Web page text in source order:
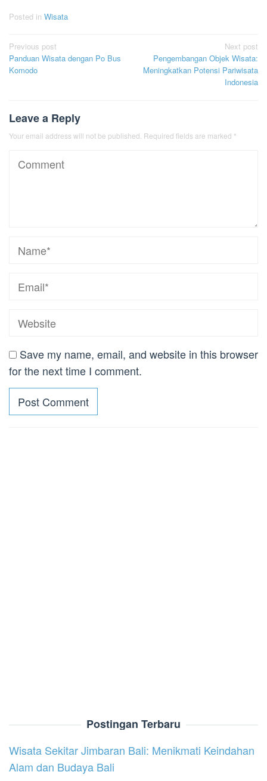
Posted in Wisata
Post
navigation
Previous post
Panduan Wisata dengan Po Bus
Komodo
Next post
Pengembangan Objek Wisata:
Meningkatkan Potensi Pariwisata
Indonesia
Leave a Reply
Your email address will not be published. Required fields are marked *
Save my name, email, and website in this browser
for the next time I comment.
Postingan Terbaru
Wisata Sekitar Jimbaran Bali: Menikmati Keindahan
Alam dan Budaya Bali